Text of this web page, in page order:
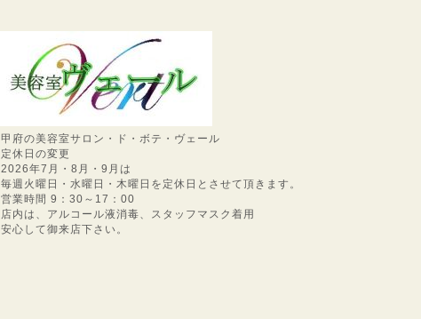
甲府の美容室サロン・ド・ボテ・ヴェール
定休日の変更
2026年7月・8月・9月は
毎週火曜日・水曜日・木曜日を定休日とさせて頂きます。
営業時間 9：30～17：00
店内は、アルコール液消毒、スタッフマスク着用
安心して御来店下さい。